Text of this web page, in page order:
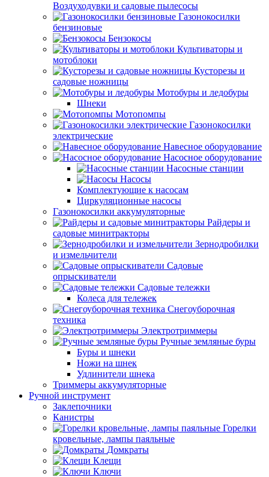
Воздуходувки и садовые пылесосы
Газонокосилки
бензиновые
Бензокосы
Культиваторы и
мотоблоки
Кусторезы и
садовые ножницы
Мотобуры и ледобуры
Шнеки
Мотопомпы
Газонокосилки
электрические
Навесное оборудование
Насосное оборудование
Насосные станции
Насосы
Комплектующие к насосам
Циркуляционные насосы
Газонокосилки аккумуляторные
Райдеры и
садовые минитракторы
Зернодробилки
и измельчители
Садовые
опрыскиватели
Садовые тележки
Колеса для тележек
Снегоуборочная
техника
Электротриммеры
Ручные земляные буры
Буры и шнеки
Ножи на шнек
Удлинители шнека
Триммеры аккумуляторные
Ручной инструмент
Заклепочники
Канистры
Горелки
кровельные, лампы паяльные
Домкраты
Клещи
Ключи